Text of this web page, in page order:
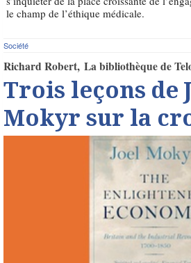
le champ de l’éthique médicale.
Société
Richard Robert La bibliothèque de
Trois leçons de
Mokyr sur la